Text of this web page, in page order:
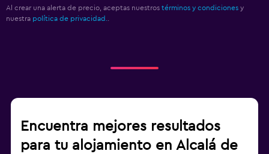
Al crear una alerta de precio, aceptas nuestros términos y condiciones y
nuestra política de privacidad.
Encuentra mejores resultados
para tu alojamiento en Alcalá de